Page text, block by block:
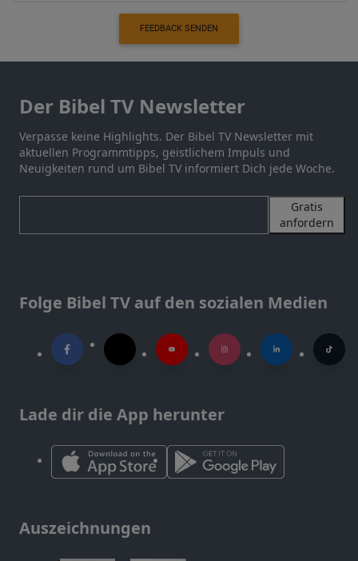
FEEDBACK SENDEN
Der Bibel TV Newsletter
Verpasse keine Highlights. Der Bibel TV Newsletter mit
aktuellen Programmtipps, geistlichem Impuls und
Neuigkeiten rund um Bibel TV informiert Dich jede Woche.
Gratis
anfordern
Folge Bibel TV auf den sozialen Medien
Lade dir die App herunter
Auszeichnungen